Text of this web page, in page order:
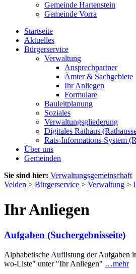
Gemeinde Hartenstein
Gemeinde Vorra
Startseite
Aktuelles
Bürgerservice
Verwaltung
Ansprechpartner
Ämter & Sachgebiete
Ihr Anliegen
Formulare
Bauleitplanung
Soziales
Verwaltungsgliederung
Digitales Rathaus
Rats-Informations-System
Über uns
Gemeinden
Sie sind hier: Verwaltungsgemeinschaft
Velden > Bürgerservice > Verwaltung >
Ihr Anliegen
Aufgaben (Suchergebnisseite)
Alphabetische Auflistung der Aufgaben
wo-Liste" unter "Ihr Anliegen" …mehr